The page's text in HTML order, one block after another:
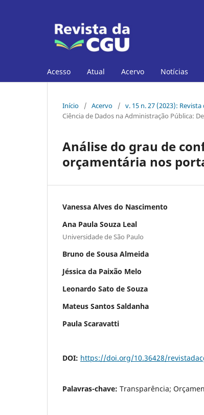
Acesso Atual Acervo Notícias
Início / Acervo / v. 15 n. 27 (2023):
Ciência de Dados na Administração Pública:
Análise do grau de
orçamentária nos
Vanessa Alves do Nascimento
Ana Paula Souza Leal
Universidade de São Paulo
Bruno de Sousa Almeida
Jéssica da Paixão Melo
Leonardo Sato de Souza
Mateus Santos Saldanha
Paula Scaravatti
DOI: https://doi.org/10.36428/
Palavras-chave: Transparência;